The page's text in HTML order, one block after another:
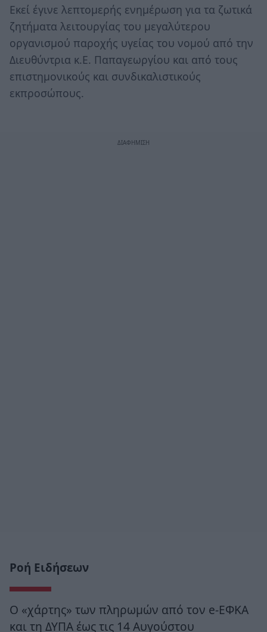
Εκεί έγινε λεπτομερής ενημέρωση για τα ζωτικά
ζητήματα λειτουργίας του μεγαλύτερου
οργανισμού παροχής υγείας του νομού από την
Διευθύντρια κ.Ε. Παπαγεωργίου και από τους
επιστημονικούς και συνδικαλιστικούς
εκπροσώπους.
Ροή Ειδήσεων
Ο «χάρτης» των πληρωμών από τον e-ΕΦΚΑ
και τη ΔΥΠΑ έως τις 14 Αυγούστου